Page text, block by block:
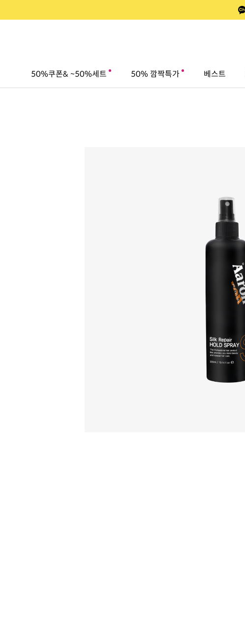
50%쿠폰& ~50%세트 50% 깜짝특가 베스트